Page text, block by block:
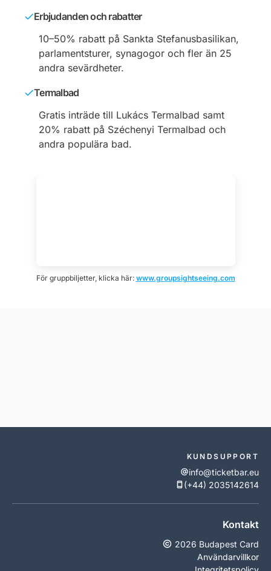
Erbjudanden och rabatter
10–50% rabatt på Sankta Stefanusbasilikan,
parlamentsturer, synagogor och fler än 25
andra sevärdheter.
Termalbad
Gratis inträde till Lukács Termalbad samt
20% rabatt på Széchenyi Termalbad och
andra populära bad.
För gruppbiljetter, klicka här: www.groupsightseeing.com
KUNDSUPPORT
info@ticketbar.eu
(+44) 2035142614
Kontakt
2026 Budapest Card
Användarvillkor